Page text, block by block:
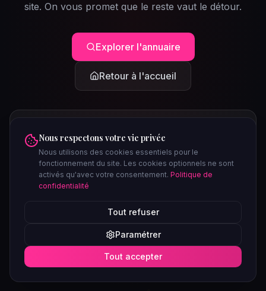
site. On vous promet que le reste vaut le détour.
Explorer l'annuaire
Retour à l'accueil
Soirées ce week-end
Nous respectons votre vie privée
Nous utilisons des cookies essentiels pour le
fonctionnement du site. Les cookies optionnels ne sont
activés qu'avec votre consentement. Politique de
confidentialité
Tout refuser
Paramétrer
Tout accepter